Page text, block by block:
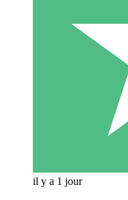
il y a 1 jour